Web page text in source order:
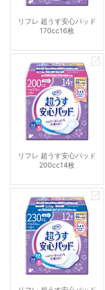
リフレ 超うす安心パッド
170cc16枚
リフレ 超うす安心パッド
200cc14枚